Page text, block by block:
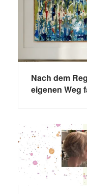
Nach dem
eigenen Weg